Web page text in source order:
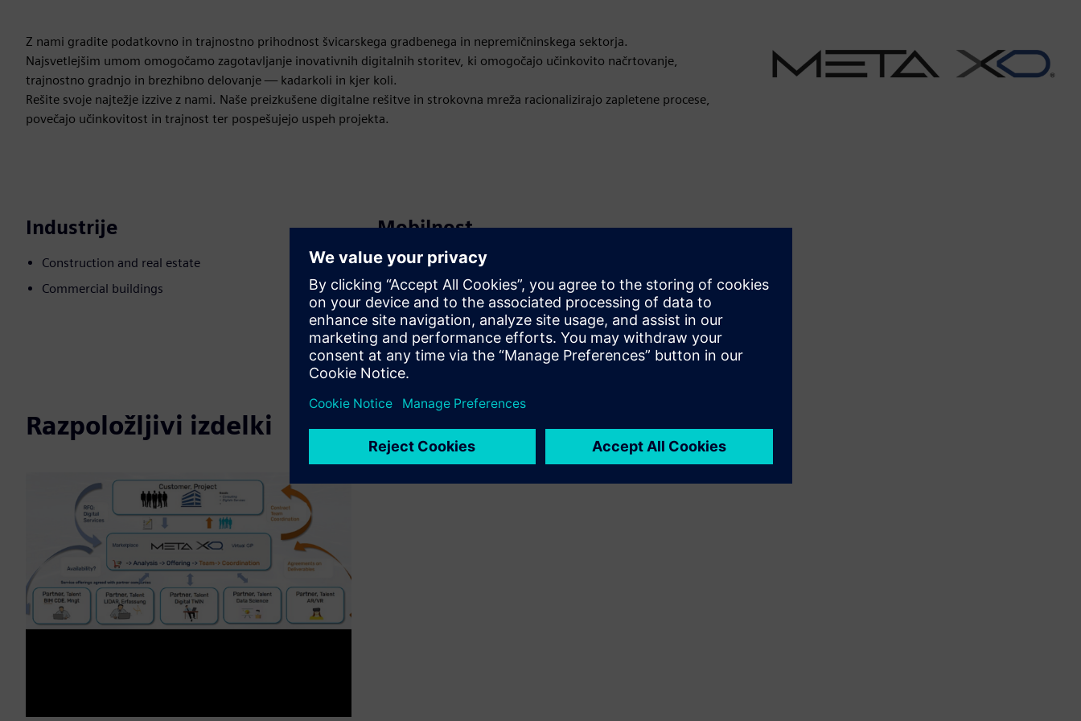
Z nami gradite podatkovno in trajnostno prihodnost švicarskega gradbenega in nepremičninskega sektorja.
Najsvetlejšim umom omogočamo zagotavljanje inovativnih digitalnih storitev, ki omogočajo učinkovito načrtovanje,
trajnostno gradnjo in brezhibno delovanje — kadarkoli in kjer koli.
Rešite svoje najtežje izzive z nami. Naše preizkušene digitalne rešitve in strokovna mreža racionalizirajo zapletene procese,
povečajo učinkovitost in trajnost ter pospešujejo uspeh projekta.
Industrije
Construction and real estate
Commercial buildings
Mobilnost
Service
Zagotavlja storitev za izdelek/rešitev Siemens Xcelerator,
ki stranki pomaga pri izvajanju, integraciji, upravljanju ali
vzdrževanju
Razpoložljivi izdelki